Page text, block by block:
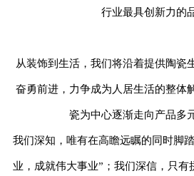
行业最具创新力的
从装饰到生活，我们将沿着提供陶瓷
奋勇前进，力争成为人居生活的整体
瓷为中心逐渐走向产品多
我们深知，唯有在高瞻远瞩的同时脚
业，成就伟大事业”；我们深信，只有